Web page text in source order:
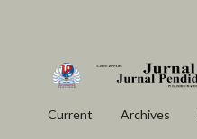
Current Archives